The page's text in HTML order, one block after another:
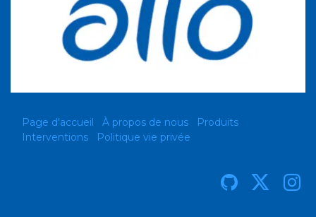
Page d'accueil À propos de nous
Produits
Interventions
Politique vie privée